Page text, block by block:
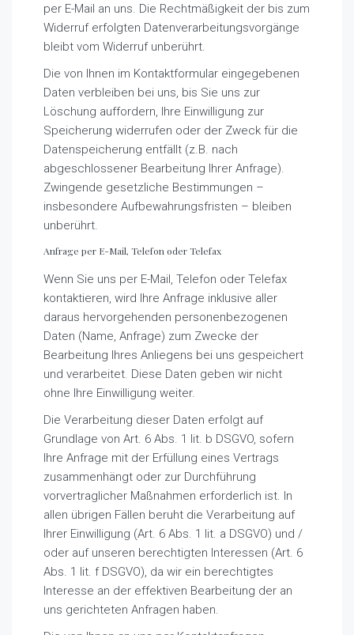
per E-Mail an uns. Die Rechtmäßigkeit der bis zum
Widerruf erfolgten Datenverarbeitungsvorgänge
bleibt vom Widerruf unberührt.
Die von Ihnen im Kontaktformular eingegebenen
Daten verbleiben bei uns, bis Sie uns zur
Löschung auffordern, Ihre Einwilligung zur
Speicherung widerrufen oder der Zweck für die
Datenspeicherung entfällt (z.B. nach
abgeschlossener Bearbeitung Ihrer Anfrage).
Zwingende gesetzliche Bestimmungen –
insbesondere Aufbewahrungsfristen – bleiben
unberührt.
Anfrage per E-Mail, Telefon oder Telefax
Wenn Sie uns per E-Mail, Telefon oder Telefax
kontaktieren, wird Ihre Anfrage inklusive aller
daraus hervorgehenden personenbezogenen
Daten (Name, Anfrage) zum Zwecke der
Bearbeitung Ihres Anliegens bei uns gespeichert
und verarbeitet. Diese Daten geben wir nicht
ohne Ihre Einwilligung weiter.
Die Verarbeitung dieser Daten erfolgt auf
Grundlage von Art. 6 Abs. 1 lit. b DSGVO, sofern
Ihre Anfrage mit der Erfüllung eines Vertrags
zusammenhängt oder zur Durchführung
vorvertraglicher Maßnahmen erforderlich ist. In
allen übrigen Fällen beruht die Verarbeitung auf
Ihrer Einwilligung (Art. 6 Abs. 1 lit. a DSGVO) und /
oder auf unseren berechtigten Interessen (Art. 6
Abs. 1 lit. f DSGVO), da wir ein berechtigtes
Interesse an der effektiven Bearbeitung der an
uns gerichteten Anfragen haben.